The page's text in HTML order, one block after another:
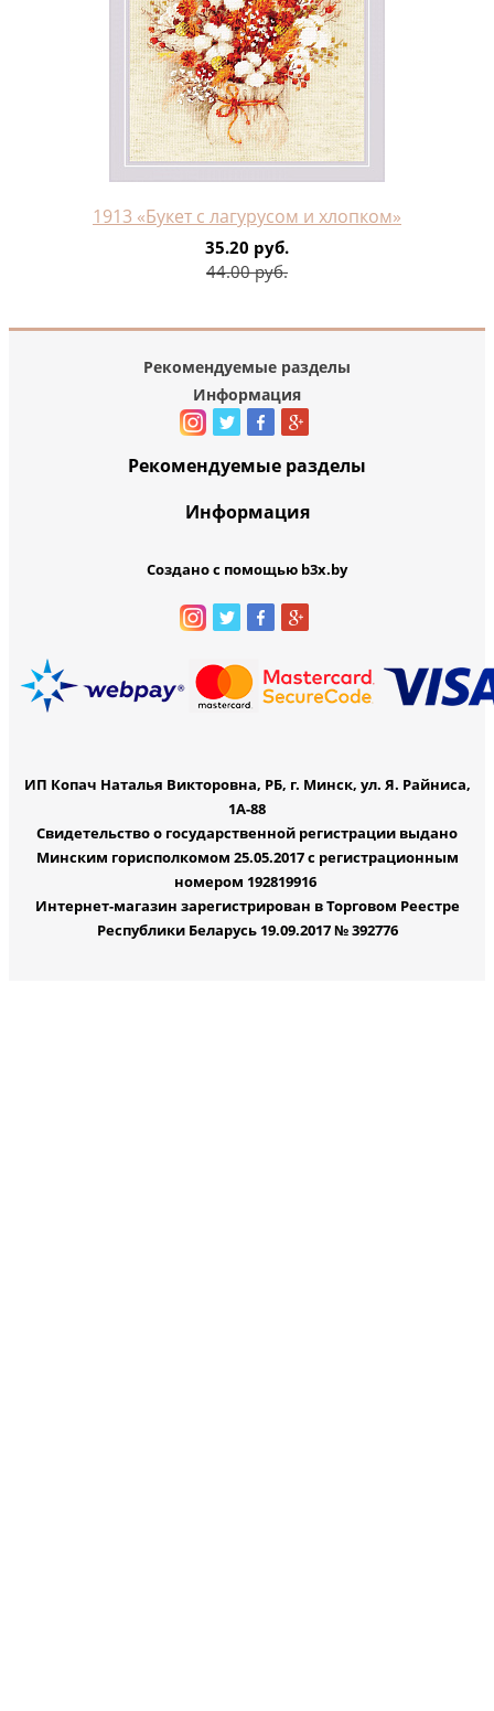
1913 «Букет с лагурусом и хлопком»
35.20 руб.
44.00 руб.
Рекомендуемые разделы
Информация
Рекомендуемые разделы
Информация
Создано с помощью b3x.by
ИП Копач Наталья Викторовна, РБ, г. Минск, ул. Я. Райниса,
1А-88
Свидетельство о государственной регистрации выдано
Минским горисполкомом 25.05.2017 с регистрационным
номером 192819916
Интернет-магазин зарегистрирован в Торговом Реестре
Республики Беларусь 19.09.2017 № 392776